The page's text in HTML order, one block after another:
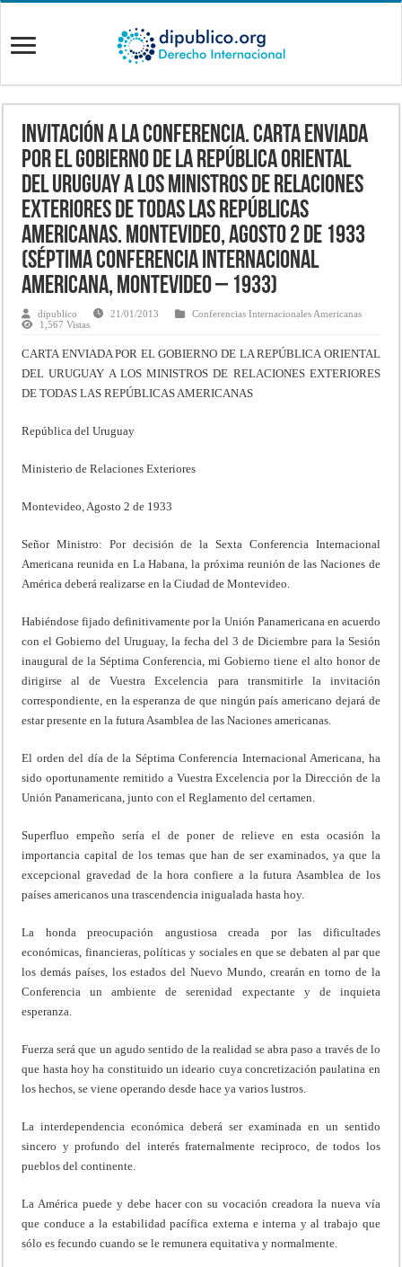
Invitación a la Conferencia. Carta enviada
por el Gobierno de la República Oriental
del Uruguay a los Ministros de Relaciones
Exteriores de todas las Repúblicas
Americanas. Montevideo, Agosto 2 de 1933
(Séptima Conferencia Internacional
Americana, Montevideo – 1933)
dipublico 21/01/2013
Conferencias Internacionales Americanas
1,567 Vistas
CARTA ENVIADA POR EL GOBIERNO DE LA REPÚBLICA ORIENTAL
DEL URUGUAY A LOS MINISTROS DE RELACIONES EXTERIORES
DE TODAS LAS REPÚBLICAS AMERICANAS
República del Uruguay
Ministerio de Relaciones Exteriores
Montevideo, Agosto 2 de 1933
Señor Ministro: Por decisión de la Sexta Conferencia Internacional
Americana reunida en La Habana, la próxima reunión de las Naciones de
América deberá realizarse en la Ciudad de Montevideo.
Habiéndose fijado definitivamente por la Unión Panamericana en acuerdo
con el Gobierno del Uruguay, la fecha del 3 de Diciembre para la Sesión
inaugural de la Séptima Conferencia, mi Gobierno tiene el alto honor de
dirigirse al de Vuestra Excelencia para transmitirle la invitación
correspondiente, en la esperanza de que ningún país americano dejará de
estar presente en la futura Asamblea de las Naciones americanas.
El orden del día de la Séptima Conferencia Internacional Americana, ha
sido oportunamente remitido a Vuestra Excelencia por la Dirección de la
Unión Panamericana, junto con el Reglamento del certamen.
Superfluo empeño sería el de poner de relieve en esta ocasión la
importancia capital de los temas que han de ser examinados, ya que la
excepcional gravedad de la hora confiere a la futura Asamblea de los
países americanos una trascendencia inigualada hasta hoy.
La honda preocupación angustiosa creada por las dificultades
económicas, financieras, políticas y sociales en que se debaten al par que
los demás países, los estados del Nuevo Mundo, crearán en torno de la
Conferencia un ambiente de serenidad expectante y de inquieta
esperanza.
Fuerza será que un agudo sentido de la realidad se abra paso a través de lo
que hasta hoy ha constituido un ideario cuya concretización paulatina en
los hechos, se viene operando desde hace ya varios lustros.
La interdependencia económica deberá ser examinada en un sentido
sincero y profundo del interés fraternalmente reciproco, de todos los
pueblos del continente.
La América puede y debe hacer con su vocación creadora la nueva vía
que conduce a la estabilidad pacífica externa e interna y al trabajo que
sólo es fecundo cuando se le remunera equitativa y normalmente.